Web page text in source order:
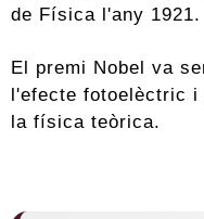
de Física l'any 1921.
El premi Nobel va
l'efecte fotoelèctric i
la física teòrica.